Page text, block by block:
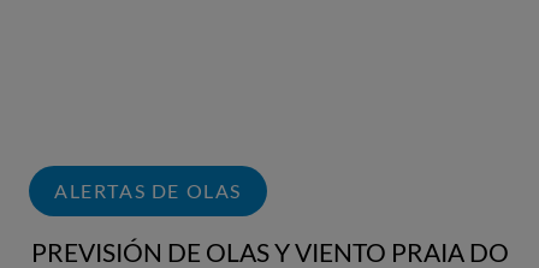
ALERTAS DE OLAS
PREVISIÓN DE OLAS Y VIENTO PRAIA DO